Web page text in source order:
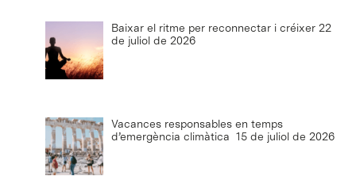
Baixar el ritme per reconnectar i créixer 22
de juliol de 2026
Vacances responsables en temps
d’emergència climàtica 15 de juliol de 2026